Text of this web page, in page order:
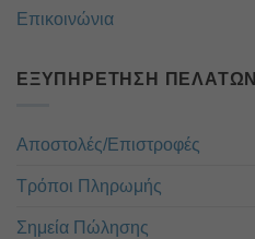
Επικοινώνια
ΕΞΥΠΗΡΈΤΗΣΗ ΠΕΛΑΤΏΝ
Αποστολές/Επιστροφές
Τρόποι Πληρωμής
Σημεία Πώλησης